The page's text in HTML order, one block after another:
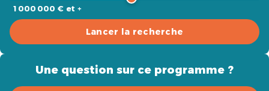
1 000 000 € et +
Lancer la recherche
Une question sur ce programme ?